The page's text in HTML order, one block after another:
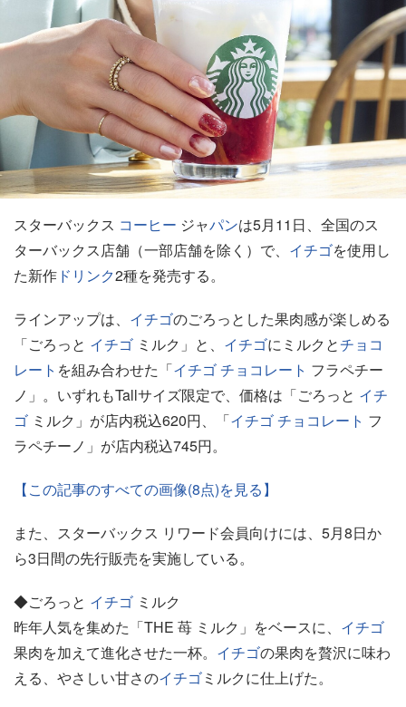
スターバックス コーヒー ジャパンは5月11日、全国のス
ターバックス店舗（一部店舗を除く）で、 イチゴを使用し
た新作 ドリンク2種を発売する。
ラインアップは、 イチゴのごろっとした果肉感が楽しめる
「ごろっと イチゴ ミルク」と、 イチゴにミルクとチョコ
レート を組み合わせた「イチゴチョコレート フラペチー
ノ」。いずれもTallサイズ限定で、価格は「ごろっと イチ
ゴ ミルク」が店内税込620円、「イチゴチョコレート フ
ラペチーノ」が店内税込745円。
【この記事のすべての画像(8点)を見る】
また、スターバックス リワード会員向けには、5月8日か
ら3日間の先行販売を実施している。
◆ごろっと イチゴ ミルク
昨年人気を集めた「THE 苺 ミルク」をベースに、 イチゴ
果肉を加えて進化させた一杯。 イチゴの果肉を贅沢に味わ
える、やさしい甘さのイチゴミルクに仕上げた。